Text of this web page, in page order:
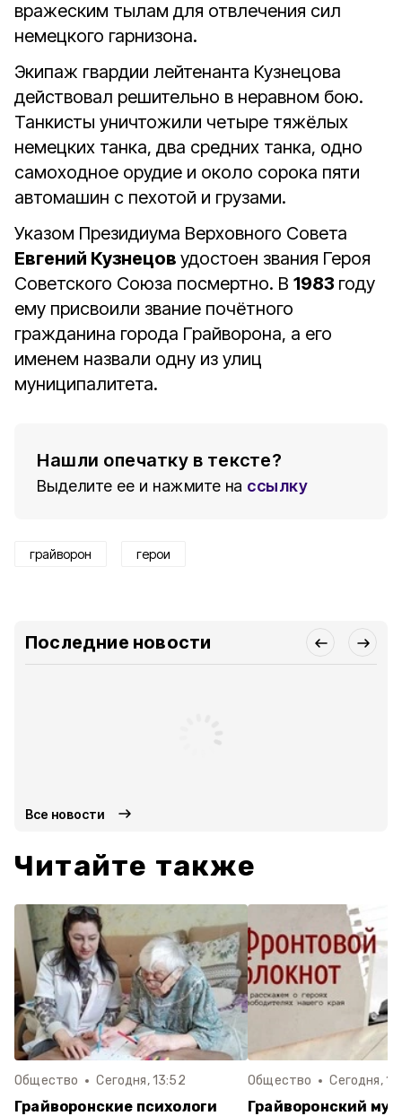
вражеским тылам для отвлечения сил
немецкого гарнизона.
Экипаж гвардии лейтенанта Кузнецова
действовал решительно в неравном бою.
Танкисты уничтожили четыре тяжёлых
немецких танка, два средних танка, одно
самоходное орудие и около сорока пяти
автомашин с пехотой и грузами.
Указом Президиума Верховного Совета
Евгений Кузнецов удостоен звания Героя
Советского Союза посмертно. В 1983 году
ему присвоили звание почётного
гражданина города Грайворона, а его
именем назвали одну из улиц
муниципалитета.
Нашли опечатку в тексте?
Выделите ее и нажмите на ссылку
грайворон герои
Последние новости
Все новости
Читайте также
Общество Сегодня, 13:52
Грайворонские психологи
Общество Сегодня,
Грайворонский